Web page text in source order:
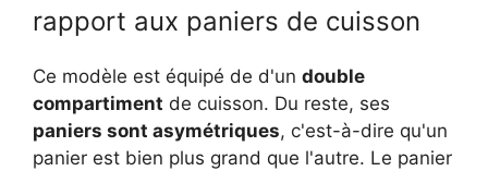
rapport aux paniers de cuisson
Ce modèle est équipé de d'un double
compartiment de cuisson. Du reste, ses
paniers sont asymétriques, c'est-à-dire qu'un
panier est bien plus grand que l'autre. Le panier